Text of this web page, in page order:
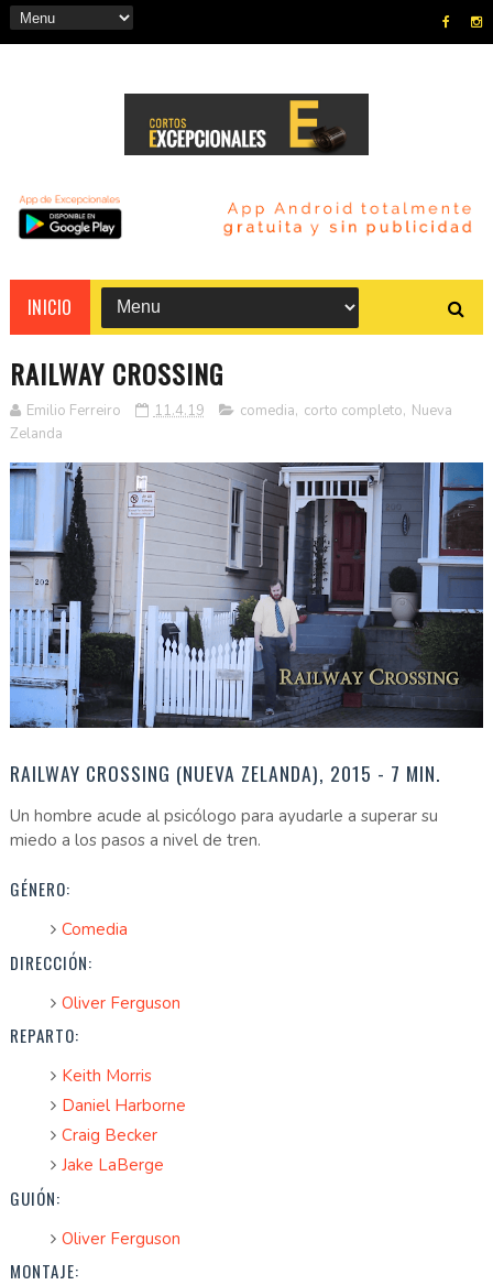
INICIO
RAILWAY CROSSING
Emilio Ferreiro 11.4.19 comedia, corto completo, Nueva
Zelanda
RAILWAY CROSSING (NUEVA ZELANDA), 2015 - 7 MIN.
Un hombre acude al psicólogo para ayudarle a superar su
miedo a los pasos a nivel de tren.
GÉNERO:
Comedia
DIRECCIÓN:
Oliver Ferguson
REPARTO:
Keith Morris
Daniel Harborne
Craig Becker
Jake LaBerge
GUIÓN:
Oliver Ferguson
MONTAJE: